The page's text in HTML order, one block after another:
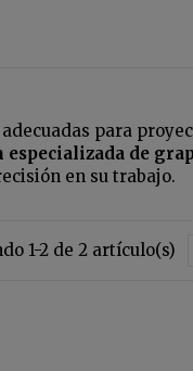
para
especializada de
en su trabajo.
1-2 de 2 artículo(s)